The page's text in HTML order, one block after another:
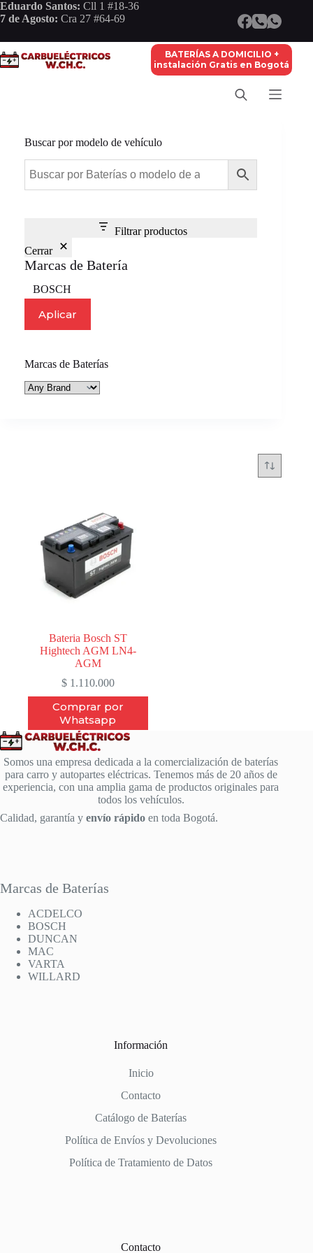
Saltar
al
Eduardo Santos: Cll 1 #18-36
7 de Agosto: Cra 27 #64-69
BATERÍAS A DOMICILIO +
instalación Gratis en Bogotá
Bateria Bosch ST
Hightech AGM LN4-
AGM
$1.110.000
Comprar por
Whatsapp
Buscar por modelo de vehículo
Filtrar productos
Cerrar
Marcas de Batería
Marca
BOSCH
Aplicar
Marcas de Baterías
Somos una empresa dedicada a la comercialización de baterías
para carro y autopartes eléctricas. Tenemos más de 20 años de
experiencia, con una amplia gama de productos originales para
todos los vehículos.
Calidad, garantía y envío rápido en toda Bogotá.
Marcas de Baterías
ACDELCO
BOSCH
DUNCAN
MAC
VARTA
WILLARD
Información
Inicio
Contacto
Catálogo de Baterías
Política de Envíos y Devoluciones
Política de Tratamiento de Datos
Contacto